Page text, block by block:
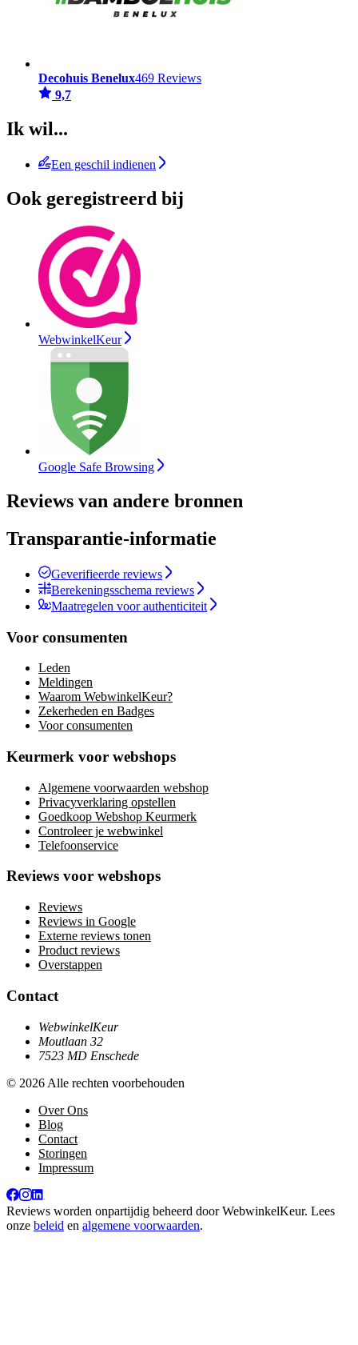
Decohuis Benelux469 Reviews
9,7
Ik wil...
Een geschil indienen
Ook geregistreerd bij
WebwinkelKeur
Google Safe Browsing
Reviews van andere bronnen
Transparantie-informatie
Geverifieerde reviews
Berekeningsschema reviews
Maatregelen voor authenticiteit
Voor consumenten
Leden
Meldingen
Waarom WebwinkelKeur?
Zekerheden en Badges
Voor consumenten
Keurmerk voor webshops
Algemene voorwaarden webshop
Privacyverklaring opstellen
Goedkoop Webshop Keurmerk
Controleer je webwinkel
Telefoonservice
Reviews voor webshops
Reviews
Reviews in Google
Externe reviews tonen
Product reviews
Overstappen
Contact
WebwinkelKeur
Moutlaan 32
7523 MD Enschede
© 2026 Alle rechten voorbehouden
Over Ons
Blog
Contact
Storingen
Impressum
Reviews worden onpartijdig beheerd doorWebwinkelKeur. Lees
onze beleid en algemene voorwaarden.